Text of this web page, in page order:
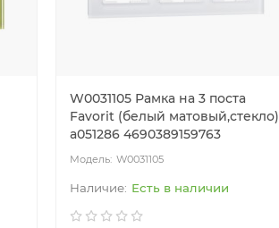
W0031105 Рамка на 3 поста
Favorit (белый матовый,стекло)
a051286 4690389159763
W0031105
Есть в наличии